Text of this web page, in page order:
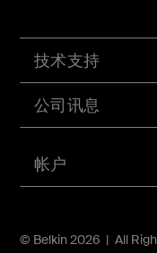
帐户
技术支持
公司讯息
© Belkin 2026 | All